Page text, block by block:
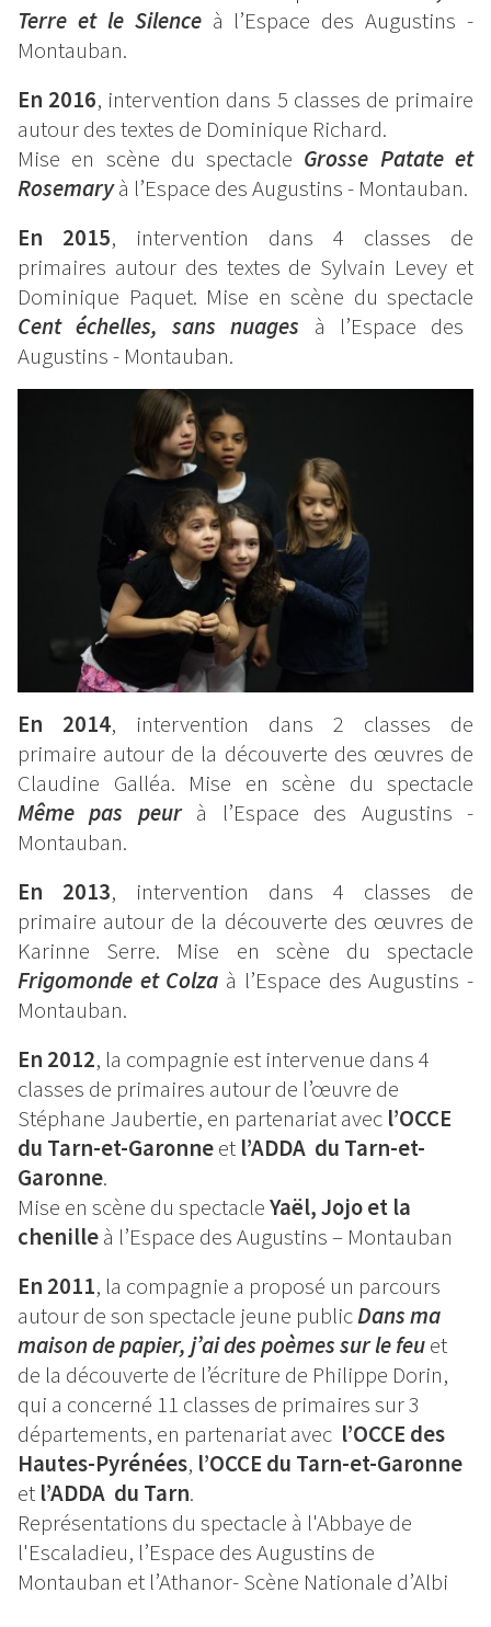
Terre et le Silenceà l’Espace des Augustins -
Montauban.
En 2016, intervention dans 5 classes de primaire
autour des textes de Dominique Richard.
Mise en scène du spectacle Grosse Patate et
Rosemaryà l’Espace des Augustins - Montauban.
En 2015, intervention dans 4 classes de
primaires autour des textes de Sylvain Levey et
Dominique Paquet. Mise en scène du spectacle
Cent échelles, sans nuages à l’Espace des
Augustins - Montauban.
En 2014, intervention dans 2 classes de
primaire autour de la découverte des œuvres de
Claudine Galléa. Mise en scène du spectacle
Même pas peurà l’Espace des Augustins -
Montauban.
En 2013, intervention dans 4 classes de
primaire autour de la découverte des œuvres de
Karinne Serre. Mise en scène du spectacle
Frigomonde et Colza à l’Espace des Augustins -
Montauban.
En 2012, la compagnie est intervenue dans 4
classes de primaires autour de l’œuvre de
Stéphane Jaubertie, en partenariat avec l’OCCE
du Tarn-et-Garonneet l’ADDA du Tarn-et-
Garonne.
Mise en scène du spectacleYaël, Jojo et la
chenilleà l’Espace des Augustins – Montauban
En 2011, la compagnie a proposé un parcours
autour de son spectacle jeune publicDans ma
maison de papier, j’ai des poèmes sur le feuet
de la découverte de l’écriture de Philippe Dorin,
qui a concerné 11 classes de primaires sur 3
départements, en partenariat avec l’OCCE des
Hautes-Pyrénées, l’OCCE du Tarn-et-Garonne
et l’ADDA du Tarn.
Représentations du spectacle à l'Abbaye de
l'Escaladieu, l’Espace des Augustins de
Montauban et l’Athanor- Scène Nationale d’Albi